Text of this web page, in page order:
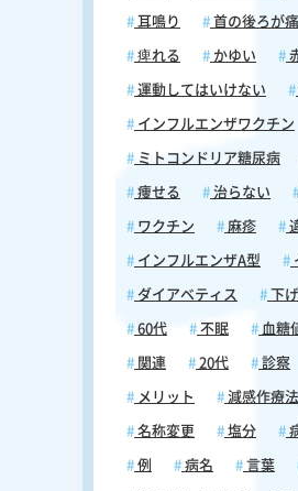
耳鳴り 首の後ろが
痺れる かゆい
運動してはいけない
インフルエンザワクチン
ミトコンドリア糖尿病
痩せる 治らない
ワクチン 麻疹
インフルエンザA型
ダイアベティス 下
60代 不眠 血糖
関連 20代 診察
メリット 減感作療法
名称変更 塩分
例 病名 言葉